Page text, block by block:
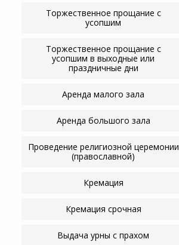
Торжественное прощание с
усопшим
Торжественное прощание с
усопшим в выходные или
праздничные дни
Аренда малого зала
Аренда большого зала
Проведение религиозной церемонии
(православной)
Кремация
Кремация срочная
Выдача урны с прахом